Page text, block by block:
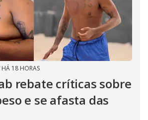
HÁ 18 HORAS
rebate críticas sobre
e se afasta das